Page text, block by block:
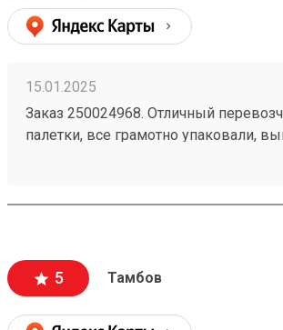
15.01.2025
Заказ 250024968. Отличный
палетки, все грамотно упаковали,
5 Тамбов